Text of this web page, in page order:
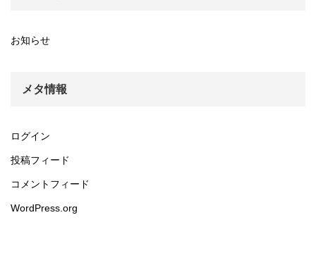
お知らせ
メタ情報
ログイン
投稿フィード
コメントフィード
WordPress.org